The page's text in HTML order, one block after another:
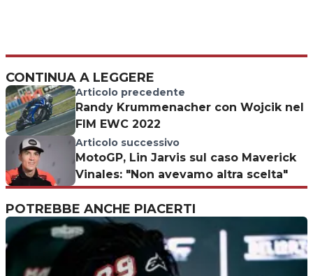
CONTINUA A LEGGERE
Articolo precedente
Randy Krummenacher con Wojcik nel
FIM EWC 2022
Articolo successivo
MotoGP, Lin Jarvis sul caso Maverick
Vinales: "Non avevamo altra scelta"
POTREBBE ANCHE PIACERTI